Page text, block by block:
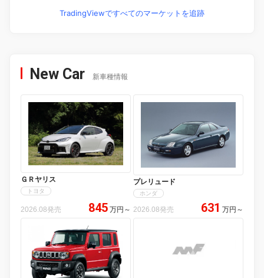
TradingViewですべてのマーケットを追跡
New Car 新車種情報
ＧＲヤリス
トヨタ
2026.08発売 845 万円 ～
プレリュード
ホンダ
2026.08発売 631 万円 ～